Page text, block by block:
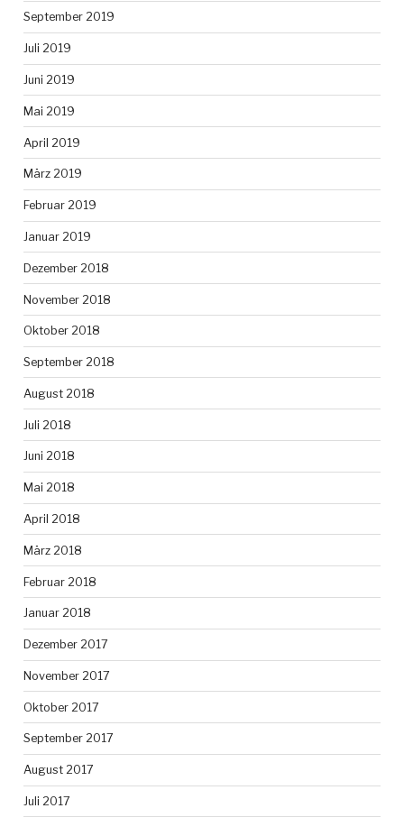
September 2019
Juli 2019
Juni 2019
Mai 2019
April 2019
März 2019
Februar 2019
Januar 2019
Dezember 2018
November 2018
Oktober 2018
September 2018
August 2018
Juli 2018
Juni 2018
Mai 2018
April 2018
März 2018
Februar 2018
Januar 2018
Dezember 2017
November 2017
Oktober 2017
September 2017
August 2017
Juli 2017